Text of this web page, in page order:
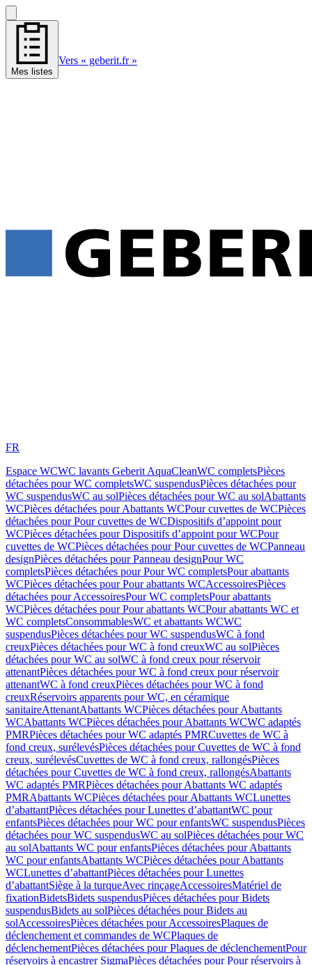
Mes listes
Vers « geberit.fr »
FR
Espace WCWC lavants Geberit AquaCleanWC completsPièces
détachées pour WC completsWC suspendusPièces détachées pour
WC suspendusWC au solPièces détachées pour WC au solAbattants
WCPièces détachées pour Abattants WCPour cuvettes de WCPièces
détachées pour Pour cuvettes de WCDispositifs d’appoint pour
WCPièces détachées pour Dispositifs d’appoint pour WCPour
cuvettes de WCPièces détachées pour Pour cuvettes de WCPanneau
designPièces détachées pour Panneau designPour WC
completsPièces détachées pour Pour WC completsPour abattants
WCPièces détachées pour Pour abattants WCAccessoiresPièces
détachées pour AccessoiresPour WC completsPour abattants
WCPièces détachées pour Pour abattants WCPour abattants WC et
WC completsConsommablesWC et abattants WCWC
suspendusPièces détachées pour WC suspendusWC à fond
creuxPièces détachées pour WC à fond creuxWC au solPièces
détachées pour WC au solWC à fond creux pour réservoir
attenantPièces détachées pour WC à fond creux pour réservoir
attenantWC à fond creuxPièces détachées pour WC à fond
creuxRéservoirs apparents pour WC, en céramique
sanitaireAttenantAbattants WCPièces détachées pour Abattants
WCAbattants WCPièces détachées pour Abattants WCWC adaptés
PMRPièces détachées pour WC adaptés PMRCuvettes de WC à
fond creux, surélevésPièces détachées pour Cuvettes de WC à fond
creux, surélevésCuvettes de WC à fond creux, rallongésPièces
détachées pour Cuvettes de WC à fond creux, rallongésAbattants
WC adaptés PMRPièces détachées pour Abattants WC adaptés
PMRAbattants WCPièces détachées pour Abattants WCLunettes
d’abattantPièces détachées pour Lunettes d’abattantWC pour
enfantsPièces détachées pour WC pour enfantsWC suspendusPièces
détachées pour WC suspendusWC au solPièces détachées pour WC
au solAbattants WC pour enfantsPièces détachées pour Abattants
WC pour enfantsAbattants WCPièces détachées pour Abattants
WCLunettes d’abattantPièces détachées pour Lunettes
d’abattantSiège à la turqueAvec rinçageAccessoiresMatériel de
fixationBidetsBidets suspendusPièces détachées pour Bidets
suspendusBidets au solPièces détachées pour Bidets au
solAccessoiresPièces détachées pour AccessoiresPlaques de
déclenchement et commandes de WCPlaques de
déclenchementPièces détachées pour Plaques de déclenchementPour
réservoirs à encastrer SigmaPièces détachées pour Pour réservoirs à